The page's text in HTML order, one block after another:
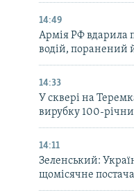
14:49
Армія РФ вдарила
водій, поранений
14:33
У сквері на
вирубку 100-
14:11
Зеленський:
щомісячне